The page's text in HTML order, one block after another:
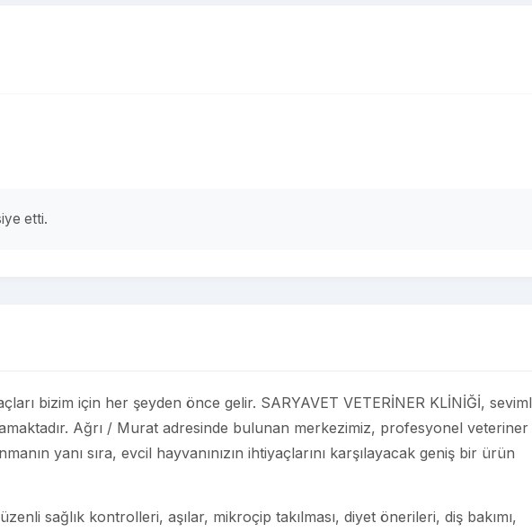
etti.
bizim için her şeyden önce gelir. SARYAVET VETERİNER KLİNİĞİ,
Ağrı / Murat adresinde bulunan merkezimiz, profesyonel veteriner
yanı sıra, evcil hayvanınızın ihtiyaçlarını karşılayacak geniş bir ürün
sağlık kontrolleri, aşılar, mikroçip takılması, diyet önerileri, diş bakımı,